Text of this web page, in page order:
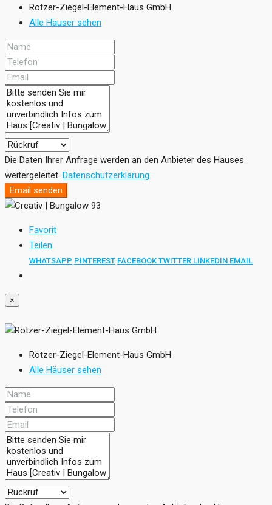
Rötzer-Ziegel-Element-Haus GmbH
Alle Häuser sehen
Die Daten Ihrer Anfrage werden an den Anbieter des Hauses
weitergeleitet. Datenschutzerklärung
Email senden
Favorit
Teilen
WHATSAPP PINTEREST FACEBOOK TWITTER LINKEDIN EMAIL
×
Rötzer-Ziegel-Element-Haus GmbH
Alle Häuser sehen